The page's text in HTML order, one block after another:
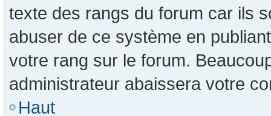
texte des rangs du forum car ils
abuser de ce système en
votre rang sur le forum.
administrateur abaissera votre
Haut